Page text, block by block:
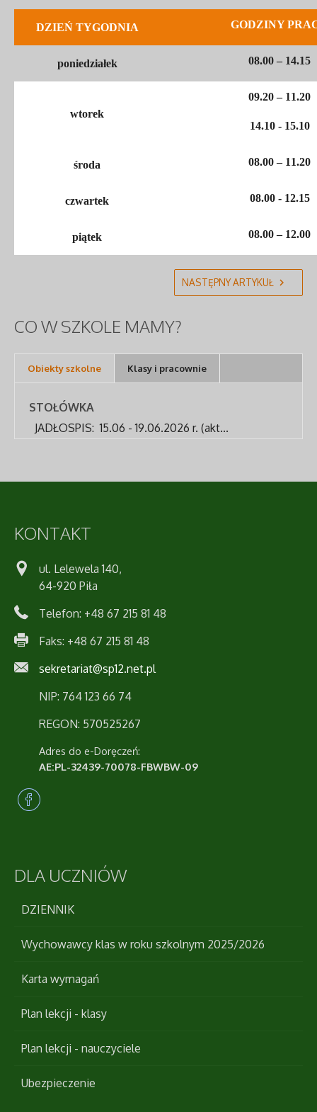
DZIEŃ TYGODNIA GODZINY
poniedziałek 08.00 – 14.15
wtorek
09.20 – 11.20
14.10 - 15.10
środa 08.00 – 11.20
czwartek 08.00 - 12.15
piątek 08.00 – 12.00
NASTĘPNY ARTYKUŁ
COW SZKOLE MAMY?
Obiekty szkolne Klasy i pracownie
STOŁÓWKA
JADŁOSPIS: 15.06 - 19.06.2026 r. (akt...
KONTAKT
ul. Lelewela 140,
64-920 Piła
Telefon: +48 67 215 81 48
Faks: +48 67 215 81 48
sekretariat@sp12.net.pl
NIP: 764 123 66 74
REGON: 570525267
Adres do e-Doręczeń:
AE:PL-32439-70078-FBWBW-09
DLA UCZNIÓW
DZIENNIK
Wychowawcy klas w roku szkolnym 2025/2026
Karta wymagań
Plan lekcji - klasy
Plan lekcji - nauczyciele
Ubezpieczenie